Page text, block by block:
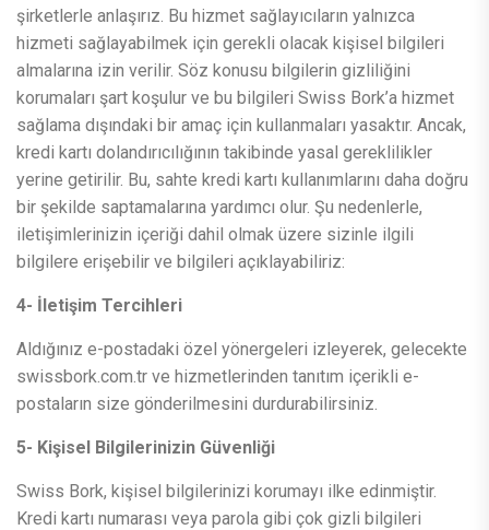
şirketlerle anlaşırız. Bu hizmet sağlayıcıların yalnızca
hizmeti sağlayabilmek için gerekli olacak kişisel bilgileri
almalarına izin verilir. Söz konusu bilgilerin gizliliğini
korumaları şart koşulur ve bu bilgileri Swiss Bork’a hizmet
sağlama dışındaki bir amaç için kullanmaları yasaktır. Ancak,
kredi kartı dolandırıcılığının takibinde yasal gereklilikler
yerine getirilir. Bu, sahte kredi kartı kullanımlarını daha doğru
bir şekilde saptamalarına yardımcı olur. Şu nedenlerle,
iletişimlerinizin içeriği dahil olmak üzere sizinle ilgili
bilgilere erişebilir ve bilgileri açıklayabiliriz:
4- İletişim Tercihleri
Aldığınız e-postadaki özel yönergeleri izleyerek, gelecekte
swissbork.com.tr ve hizmetlerinden tanıtım içerikli e-
postaların size gönderilmesini durdurabilirsiniz.
5- Kişisel Bilgilerinizin Güvenliği
Swiss Bork, kişisel bilgilerinizi korumayı ilke edinmiştir.
Kredi kartı numarası veya parola gibi çok gizli bilgileri